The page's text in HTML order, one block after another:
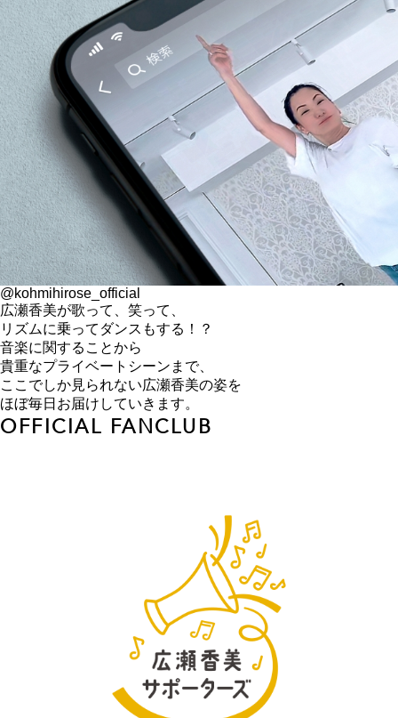
@kohmihirose_official
広瀬香美が歌って、笑って、
リズムに乗ってダンスもする！？
音楽に関することから
貴重なプライベートシーンまで、
ここでしか見られない広瀬香美の姿を
ほぼ毎日お届けしていきます。
OFFICIAL FANCLUB